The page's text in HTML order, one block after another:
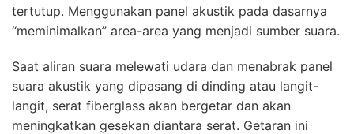
tertutup. Menggunakan panel akustik pada dasarnya
“meminimalkan” area-area yang menjadi sumber suara.
Saat aliran suara melewati udara dan menabrak panel
suara akustik yang dipasang di dinding atau langit-
langit, serat fiberglass akan bergetar dan akan
meningkatkan gesekan diantara serat. Getaran ini